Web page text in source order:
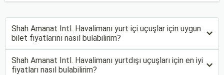
Shah Amanat Intl. Havalimanı yurt içi uçuşlar için uygun
bilet fiyatlarını nasıl bulabilirim?
Shah Amanat Intl. Havalimanı yurtdışı uçuşları için en iyi
fiyatları nasıl bulabilirim?